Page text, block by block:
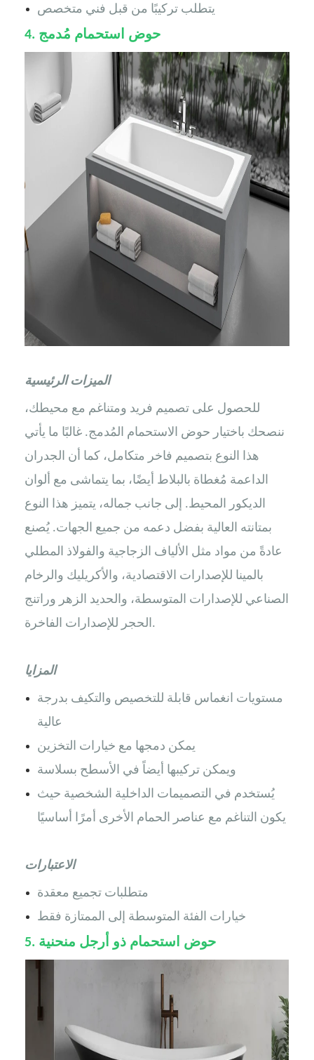
يتطلب تركيبًا من قبل فني متخصص
4. حوض استحمام مُدمج
الميزات الرئيسية
للحصول على تصميم فريد ومتناغم مع محيطك،
ننصحك باختيار حوض الاستحمام المُدمج. غالبًا ما يأتي
هذا النوع بتصميم فاخر متكامل، كما أن الجدران
الداعمة مُغطاة بالبلاط أيضًا، بما يتماشى مع ألوان
الديكور المحيط. إلى جانب جماله، يتميز هذا النوع
بمتانته العالية بفضل دعمه من جميع الجهات. يُصنع
عادةً من مواد مثل الألياف الزجاجية والفولاذ المطلي
بالمينا للإصدارات الاقتصادية، والأكريليك والرخام
الصناعي للإصدارات المتوسطة، والحديد الزهر وراتنج
الحجر للإصدارات الفاخرة.
المزايا
مستويات انغماس قابلة للتخصيص والتكيف بدرجة
عالية
يمكن دمجها مع خيارات التخزين
ويمكن تركيبها أيضاً في الأسطح بسلاسة
يُستخدم في التصميمات الداخلية الشخصية حيث
يكون التناغم مع عناصر الحمام الأخرى أمرًا أساسيًا
الاعتبارات
متطلبات تجميع معقدة
خيارات الفئة المتوسطة إلى الممتازة فقط
5. حوض استحمام ذو أرجل منحنية